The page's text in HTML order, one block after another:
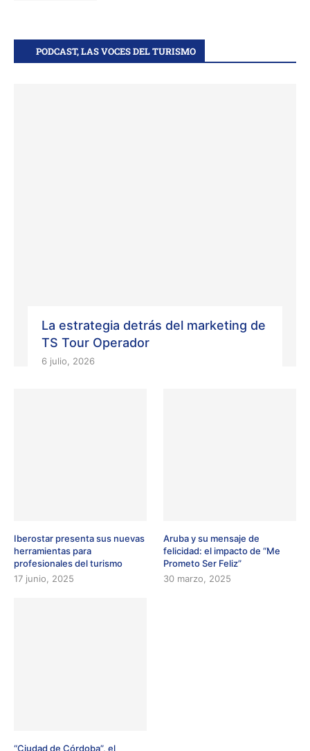
PODCAST, LAS VOCES DEL TURISMO
La estrategia detrás del marketing de
TS Tour Operador
6 julio, 2026
Iberostar presenta sus nuevas
herramientas para
profesionales del turismo
17 junio, 2025
Aruba y su mensaje de
felicidad: el impacto de “Me
Prometo Ser Feliz”
30 marzo, 2025
“Ciudad de Córdoba”, el